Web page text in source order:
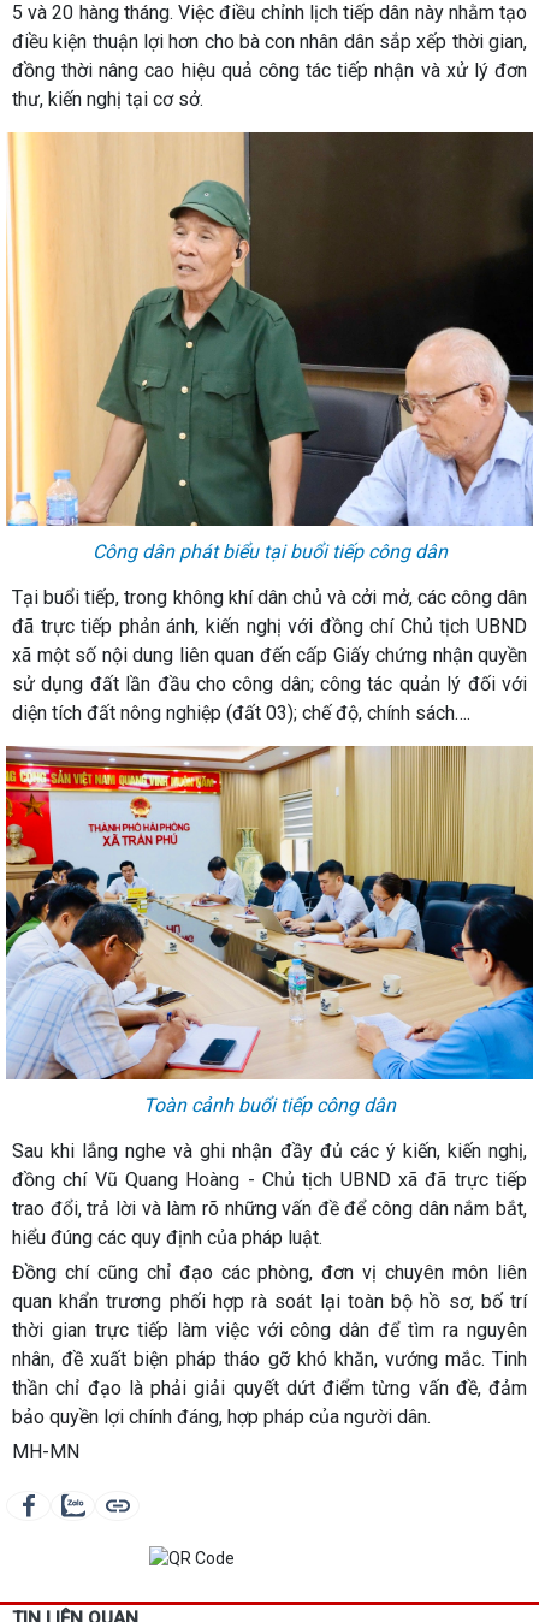
5 và 20 hàng tháng. Việc điều chỉnh lịch tiếp dân này nhằm tạo
điều kiện thuận lợi hơn cho bà con nhân dân sắp xếp thời gian,
đồng thời nâng cao hiệu quả công tác tiếp nhận và xử lý đơn
thư, kiến nghị tại cơ sở.
Công dân phát biểu tại buổi tiếp công dân
Tại buổi tiếp, trong không khí dân chủ và cởi mở, các công dân
đã trực tiếp phản ánh, kiến nghị với đồng chí Chủ tịch UBND
xã một số nội dung liên quan đến cấp Giấy chứng nhận quyền
sử dụng đất lần đầu cho công dân; công tác quản lý đối với
diện tích đất nông nghiệp (đất 03); chế độ, chính sách….
Toàn cảnh buổi tiếp công dân
Sau khi lắng nghe và ghi nhận đầy đủ các ý kiến, kiến nghị,
đồng chí Vũ Quang Hoàng - Chủ tịch UBND xã đã trực tiếp
trao đổi, trả lời và làm rõ những vấn đề để công dân nắm bắt,
hiểu đúng các quy định của pháp luật.
Đồng chí cũng chỉ đạo các phòng, đơn vị chuyên môn liên
quan khẩn trương phối hợp rà soát lại toàn bộ hồ sơ, bố trí
thời gian trực tiếp làm việc với công dân để tìm ra nguyên
nhân, đề xuất biện pháp tháo gỡ khó khăn, vướng mắc. Tinh
thần chỉ đạo là phải giải quyết dứt điểm từng vấn đề, đảm
bảo quyền lợi chính đáng, hợp pháp của người dân.
MH-MN